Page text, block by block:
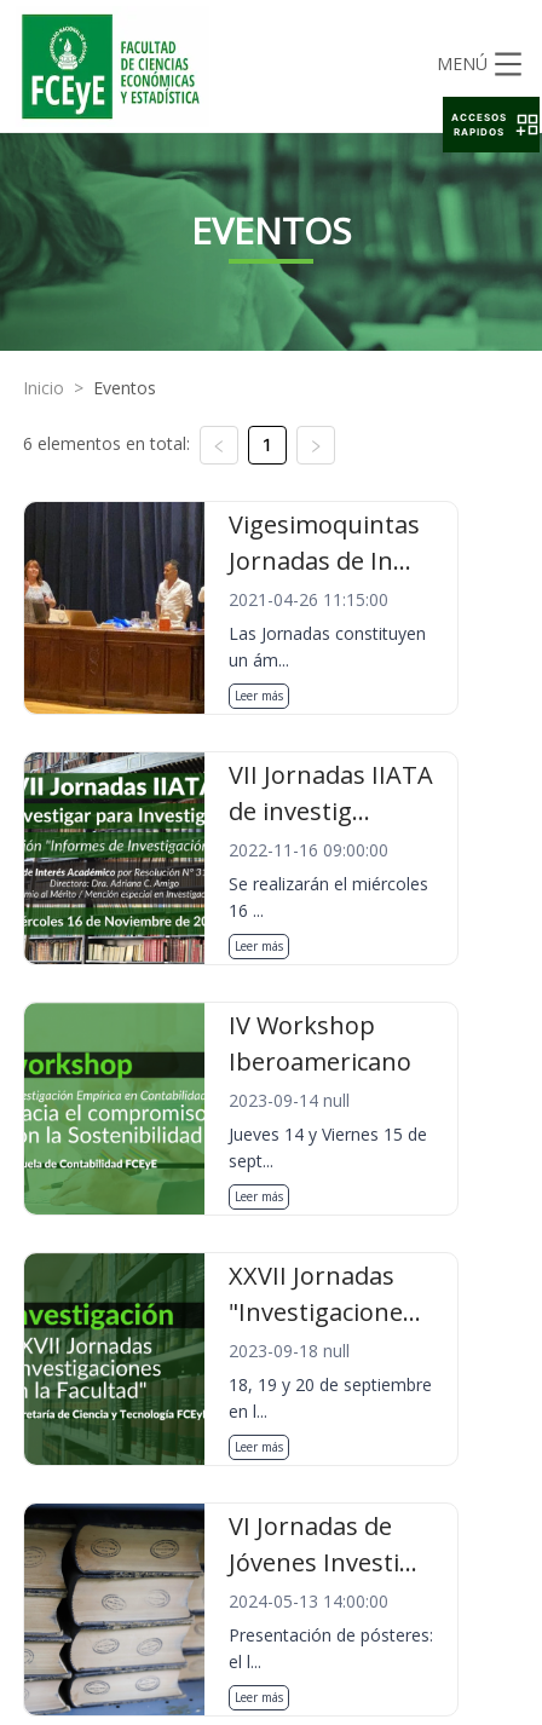
MENÚ
EVENTOS
Inicio > Eventos
6 elementos en total: 1
Vigesimoquintas
Jornadas de In...
2021-04-26 11:15:00
Las Jornadas constituyen
un ám...
Leer más
VII Jornadas IIATA
de investig...
2022-11-16 09:00:00
Se realizarán el miércoles
16 ...
Leer más
IV Workshop
Iberoamericano
2023-09-14 null
Jueves 14 y Viernes 15 de
sept...
Leer más
XXVII Jornadas
"Investigacione...
2023-09-18 null
18, 19 y 20 de septiembre
en l...
Leer más
VI Jornadas de
Jóvenes Investi...
2024-05-13 14:00:00
Presentación de pósteres:
el l...
Leer más
ACCESOS
RAPIDOS